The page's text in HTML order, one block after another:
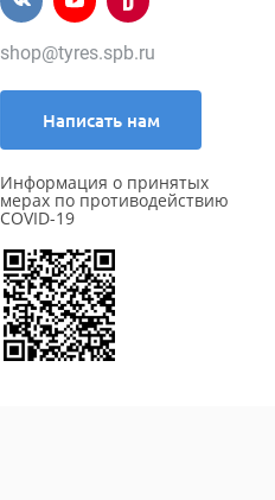
shop@tyres.spb.ru
Написать нам
Информация о принятых
мерах по противодействию
COVID-19